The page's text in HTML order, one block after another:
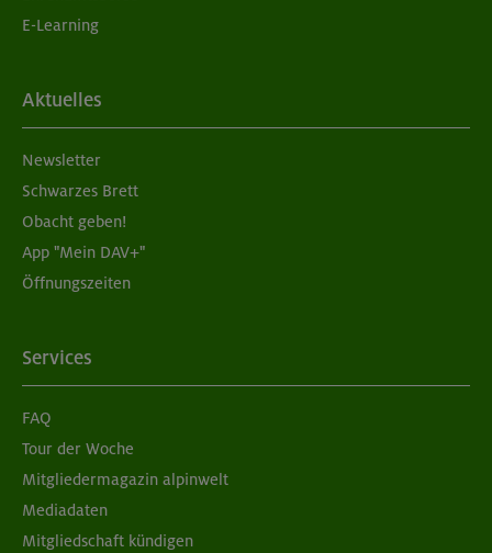
E-Learning
Aktuelles
Newsletter
Schwarzes Brett
Obacht geben!
App "Mein DAV+"
Öffnungszeiten
Services
FAQ
Tour der Woche
Mitgliedermagazin alpinwelt
Mediadaten
Mitgliedschaft kündigen